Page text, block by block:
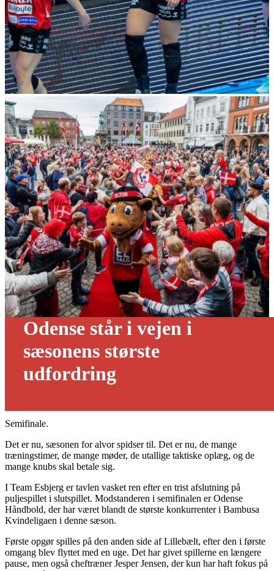
Odense står i vejen i
sæsonens største
udfordring
Semifinale.
Det er nu, sæsonen for alvor spidser til. Det er nu, de mange
træningstimer, de mange møder, de utallige taktiske oplæg, og de
mange knubs skal betale sig.
I Team Esbjerg er tavlen vasket ren efter en trist afslutning på
puljespillet i slutspillet. Modstanderen i semifinalen er Odense
Håndbold, der har været blandt de største konkurrenter i Bambusa
Kvindeligaen i denne sæson.
Første opgør spilles på den anden side af Lillebælt, efter den i første
omgang blev flyttet med en uge. Det har givet spillerne en længere
pause, men også cheftræner Jesper Jensen, der kun har haft fokus på